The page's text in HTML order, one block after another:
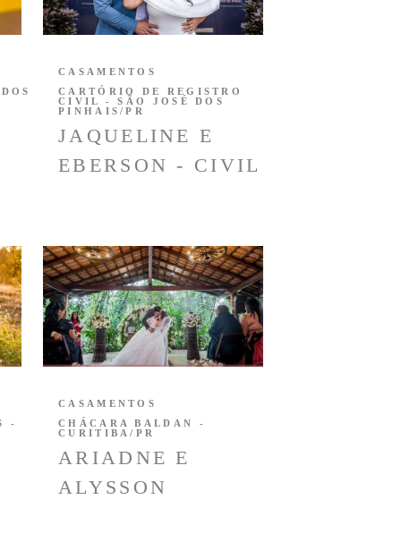
JAQUELINE E
EBERSON - CIVIL
CASAMENTOS
CARTÓRIO DE REGISTRO
CIVIL - SÃO JOSÉ DOS
PINHAIS/PR
-
ARIADNE E
ALYSSON
CASAMENTOS
CHÁCARA BALDAN -
CURITIBA/PR